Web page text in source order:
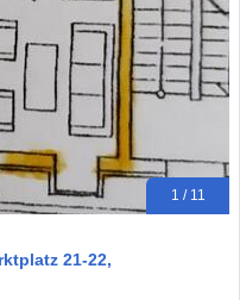
1 / 11
21-22,